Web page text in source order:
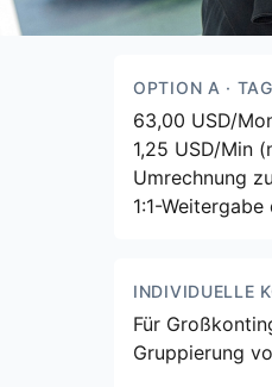
OPTION A ·
63,00 USD/
1,25 USD/Min
Umrechnung
1:1-
INDIVIDUELLE
Für
Gruppierung